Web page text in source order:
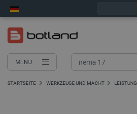
MENU
STARTSEITE WERKZEUGE UND MACHT LEISTUNG